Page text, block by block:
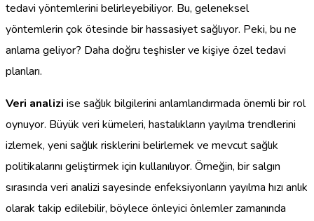
tedavi yöntemlerini belirleyebiliyor. Bu, geleneksel
yöntemlerin çok ötesinde bir hassasiyet sağlıyor. Peki, bu ne
anlama geliyor? Daha doğru teşhisler ve kişiye özel tedavi
planları.
Veri analizi ise sağlık bilgilerini anlamlandırmada önemli bir rol
oynuyor. Büyük veri kümeleri, hastalıkların yayılma trendlerini
izlemek, yeni sağlık risklerini belirlemek ve mevcut sağlık
politikalarını geliştirmek için kullanılıyor. Örneğin, bir salgın
sırasında veri analizi sayesinde enfeksiyonların yayılma hızı anlık
olarak takip edilebilir, böylece önleyici önlemler zamanında